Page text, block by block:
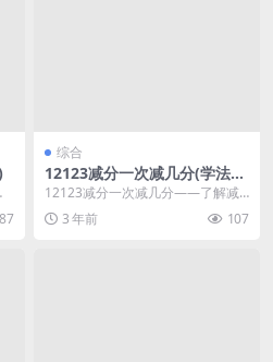
87
综合
12123减分一次减几分(学法减
分6分需要几天)
12123减分一次减几分——了解减
分规则 在生活中，我们常常会遇到
各种需要减分的...
3 年前 107